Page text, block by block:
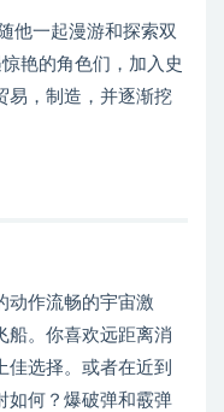
他一起漫游和探索双
艳的角色们，加入史
易，制造，并逐渐挖
动作流畅的宇宙激
船。你喜欢远距离消
佳选择。或者在近到
如何？爆破弹和霰弹